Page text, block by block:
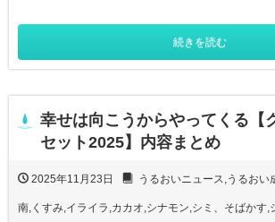
続きを読む
幸せは向こうからやってくる【
セット2025】内容まとめ
2025年11月23日 うるおいニュース,うるおい
南, くすみ,イライラ ,カカオ,シナモン,シミ、そばかす,